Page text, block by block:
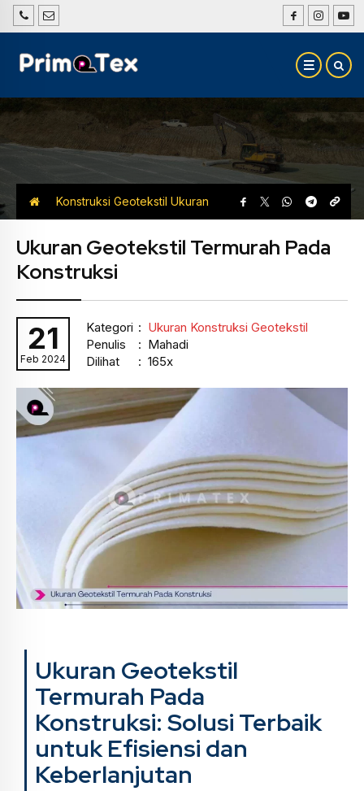
Konstruksi Geotekstil Ukuran
Konstruksi Geotekstil
Ukuran Geotekstil Termurah Pada
Konstruksi
21
Feb 2024
Kategori : Ukuran Konstruksi Geotekstil
Penulis
: Mahadi
Dilihat
: 165x
Ukuran Geotekstil
Termurah Pada
Konstruksi: Solusi Terbaik
untuk Efisiensi dan
Keberlanjutan